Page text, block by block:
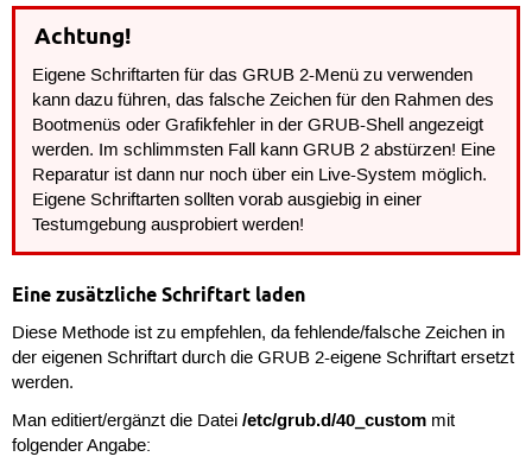
Achtung!
Eigene Schriftarten für das GRUB 2-Menü zu verwenden
kann dazu führen, das falsche Zeichen für den Rahmen des
Bootmenüs oder Grafikfehler in der GRUB-Shell angezeigt
werden. Im schlimmsten Fall kann GRUB 2 abstürzen! Eine
Reparatur ist dann nur noch über ein Live-System möglich.
Eigene Schriftarten sollten vorab ausgiebig in einer
Testumgebung ausprobiert werden!
Eine zusätzliche Schriftart laden
Diese Methode ist zu empfehlen, da fehlende/falsche Zeichen in
der eigenen Schriftart durch die GRUB 2-eigene Schriftart ersetzt
werden.
Man editiert/ergänzt die Datei /etc/grub.d/40_custommit
folgender Angabe: